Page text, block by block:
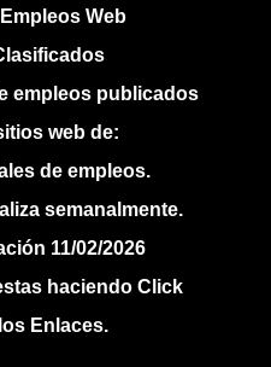
Web
empleos publicados
web de:
de empleos.
semanalmente.
11/02/2026
haciendo Click
Enlaces.